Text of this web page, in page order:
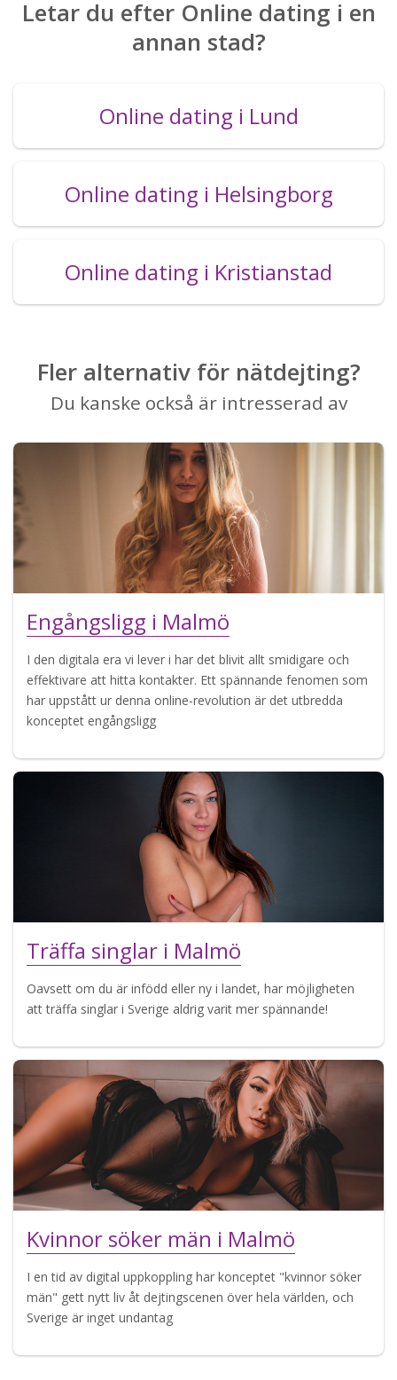
Letar du efter Online dating i en
annan stad?
Online dating i Lund
Online dating i Helsingborg
Online dating i Kristianstad
Fler alternativ för nätdejting?
Du kanske också är intresserad av
Engångsligg i Malmö
I den digitala era vi lever i har det blivit allt smidigare och
effektivare att hitta kontakter. Ett spännande fenomen som
har uppstått ur denna online-revolution är det utbredda
konceptet engångsligg
Träffa singlar i Malmö
Oavsett om du är infödd eller ny i landet, har möjligheten
att träffa singlar i Sverige aldrig varit mer spännande!
Kvinnor söker män i Malmö
I en tid av digital uppkoppling har konceptet "kvinnor söker
män" gett nytt liv åt dejtingscenen över hela världen, och
Sverige är inget undantag